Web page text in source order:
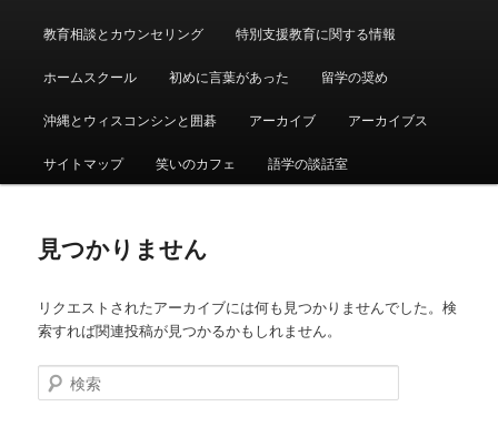
教育相談とカウンセリング 特別支援教育に関する情報
ホームスクール 初めに言葉があった 留学の奨め
沖縄とウィスコンシンと囲碁 アーカイブ アーカイブス
サイトマップ 笑いのカフェ 語学の談話室
見つかりません
リクエストされたアーカイブには何も見つかりませんでした。検
索すれば関連投稿が見つかるかもしれません。
検
索